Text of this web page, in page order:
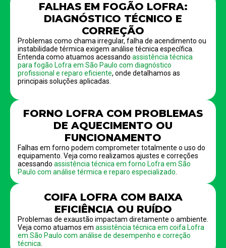
FALHAS EM FOGÃO LOFRA:
DIAGNÓSTICO TÉCNICO E
CORREÇÃO
Problemas como chama irregular, falha de acendimento ou
instabilidade térmica exigem análise técnica específica.
Entenda como atuamos acessando assistência técnica
para fogão Lofra em São Paulo com diagnóstico
profissional e reparo eficiente, onde detalhamos as
principais soluções aplicadas.
FORNO LOFRA COM PROBLEMAS
DE AQUECIMENTO OU
FUNCIONAMENTO
Falhas em forno podem comprometer totalmente o uso do
equipamento. Veja como realizamos ajustes e correções
acessando assistência técnica em forno Lofra em São
Paulo com análise térmica e reparo especializado
COIFA LOFRA COM BAIXA
EFICIÊNCIA OU RUÍDO
Problemas de exaustão impactam diretamente o ambiente.
Veja como atuamos em assistência técnica em coifa Lofra
em São Paulo com análise de desempenho e correção
técnica